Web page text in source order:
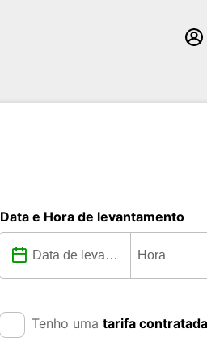
Data e Hora de levantamento
Tenho uma tarifa contratada